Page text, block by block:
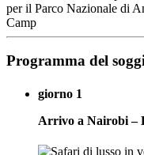
per il Parco Nazionale di
Camp
Programma del
giorno 1
Arrivo a Nairobi –